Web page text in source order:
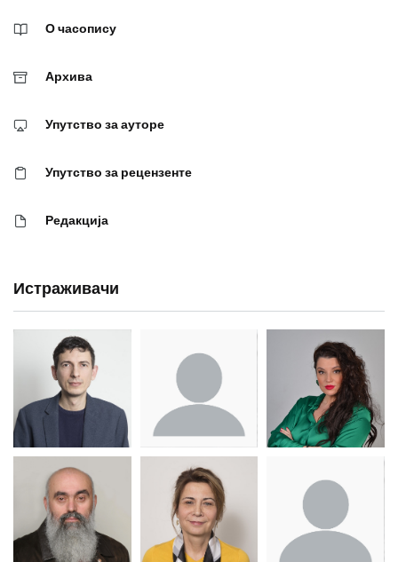
О часопису
Архива
Упутство за ауторе
Упутство за рецензенте
Редакција
Истраживачи
Др Миша
Стојадиновић
Зоран
Милошевић
Др Марија
Ђорић